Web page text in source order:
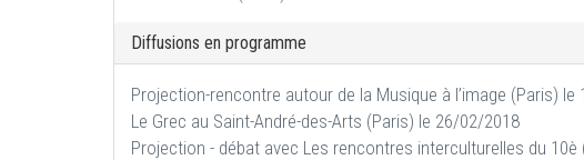
Diffusions en programme
Projection-rencontre autour de la Musique à l’image (Paris) le
Le Grec au Saint-André-des-Arts (Paris) le 26/02/2018
Projection - débat avec Les rencontres interculturelles du